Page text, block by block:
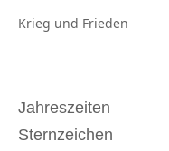
Krieg und Frieden
Jahreszeiten
Sternzeichen